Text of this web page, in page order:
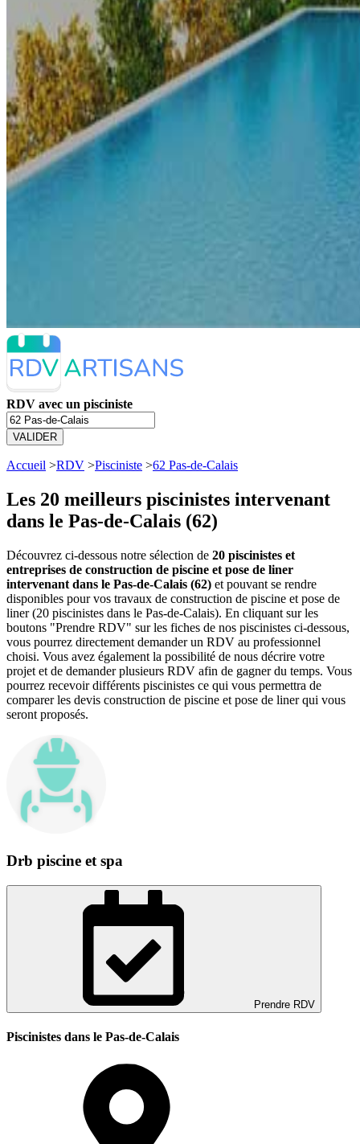
RDV avec un pisciniste
VALIDER
Accueil >RDV >Pisciniste >62 Pas-de-Calais
Les 20 meilleurs piscinistes intervenant
dans le Pas-de-Calais (62)
Découvrez ci-dessous notre sélection de 20 piscinistes et
entreprises de construction de piscine et pose de liner
intervenant dans le Pas-de-Calais (62) et pouvant se rendre
disponibles pour vos travaux de construction de piscine et pose de
liner (20 piscinistes dans le Pas-de-Calais). En cliquant sur les
boutons "Prendre RDV" sur les fiches de nos piscinistes ci-dessous,
vous pourrez directement demander un RDV au professionnel
choisi. Vous avez également la possibilité de nous décrire votre
projet et de demander plusieurs RDV afin de gagner du temps. Vous
pourrez recevoir différents piscinistes ce qui vous permettra de
comparer les devis construction de piscine et pose de liner qui vous
seront proposés.
Drb piscine et spa
Prendre RDV
Piscinistes dans le Pas-de-Calais